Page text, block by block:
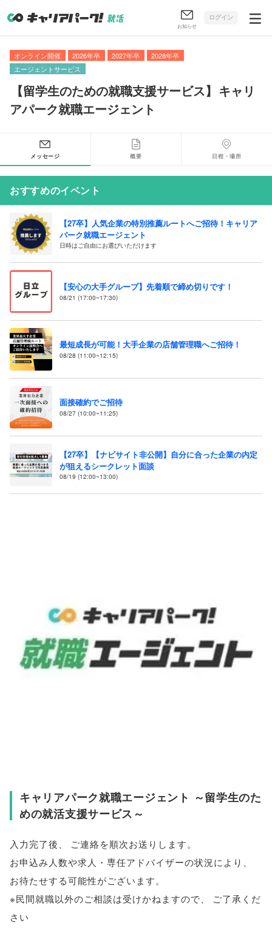
お知らせ
ログイン
オンライン開催 2026年卒 2027年卒
2028年卒
エージェントサービス
【留学生のための就職支援サービス】 キャリ
アパーク就職エージェント
メッセージ 概要 日程・場所
おすすめのイベント
【27卒】人気企業の特別推薦ルートへご招待！キャリア
パーク就職エージェント
日時はご自由にお選びいただけます
【安心の大手グループ】先着順で締め切りです！
08/21 (17:00~17:30)
最短成長が可能！大手企業の店舗管理職へご招待！
08/28 (11:00~12:15)
面接確約でご招待
08/27 (10:00~11:25)
【27卒】【ナビサイト非公開】自分に合った企業の内定
が狙えるシークレット面談
08/19 (12:00~13:00)
キャリアパーク就職エージェント ～留学生のた
めの就活支援サービス～
入力完了後、 ご連絡を順次お送りします。
お申込み人数や求人・専任アドバイザーの状況により 、
お待たせする可能性がございます。
※民間就職以外のご相談は受けかねますので、
ご了承くだ
さい